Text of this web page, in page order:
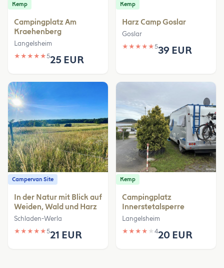
Kemp
Campingplatz Am
Kraehenberg
Langelsheim
★ ★ ★ ★ ★525 EUR
Kemp
Harz Camp Goslar
Goslar
★ ★ ★ ★ ★539 EUR
Campervan Site
In der Natur mit Blick auf
Weiden, Wald und Harz
Schladen-Werla
★ ★ ★ ★ ★521 EUR
Kemp
Campingplatz
Innerstetalsperre
Langelsheim
★ ★ ★ ★ ★ 420 EUR